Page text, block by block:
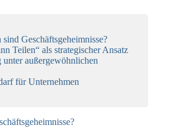
Geschäftsgeheimnisse?
Teilen“ als strategischer Ansatz
unter außergewöhnlichen
für Unternehmen